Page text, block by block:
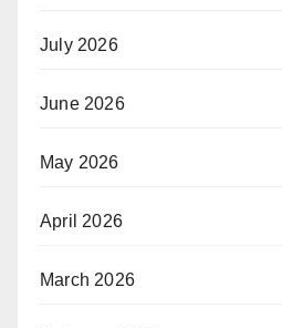
July 2026
June 2026
May 2026
April 2026
March 2026